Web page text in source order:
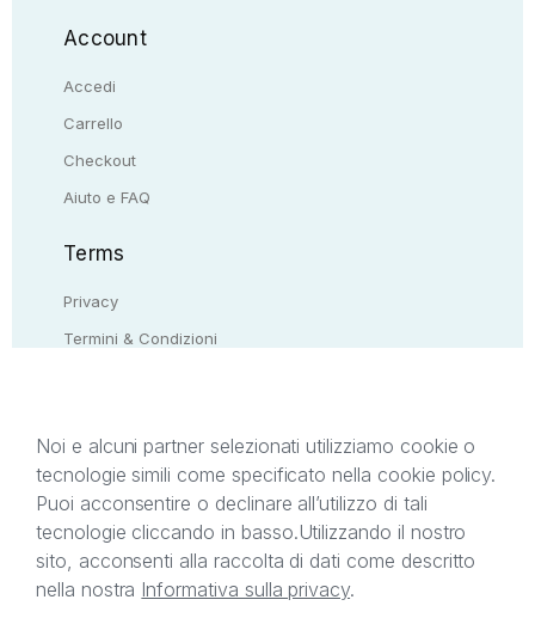
Account
Accedi
Carrello
Checkout
Aiuto e FAQ
Terms
Privacy
Termini & Condizioni
Il presente sito web è di proprietà di StreetLib S.r.l.
titolare di tutti i diritti di proprietà intellettuale
afferenti ai marchi, loghi e segni distintivi presenti
sul sito web. Si invita l’utente a prendere visione
Noi e alcuni partner selezionati utilizziamo cookie o
tecnologie simili come specificato nella cookie policy.
Puoi acconsentire o declinare all’utilizzo di tali
tecnologie cliccando in basso.Utilizzando il nostro
sito, acconsenti alla raccolta di dati come descritto
nella nostra Informativa sulla privacy.